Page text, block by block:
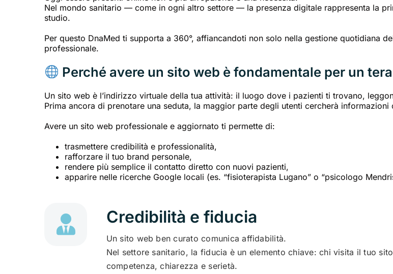
Nel mondo sanitario — come in ogni altro settore — la presenza digitale rappresenta la
studio.
Per questo DnaMed ti supporta a 360°, affiancandoti non solo nella gestione quotidiana
professionale.
Perché avere un sito web è fondamentale per un
Un sito web è l’indirizzo virtuale della tua attività: il luogo dove i pazienti ti trovano,
Prima ancora di prenotare una seduta, la maggior parte degli utenti cercherà
Avere un sito web professionale e aggiornato ti permette di:
trasmettere credibilità e professionalità,
rafforzare il tuo brand personale,
rendere più semplice il contatto diretto con nuovi pazienti,
apparire nelle ricerche Google locali (es. “fisioterapista Lugano” o “psicologo
Credibilità e fiducia
Un sito web ben curato comunica affidabilità.
Nel settore sanitario, la fiducia è un elemento chiave: chi visita il tuo
competenza, chiarezza e serietà.